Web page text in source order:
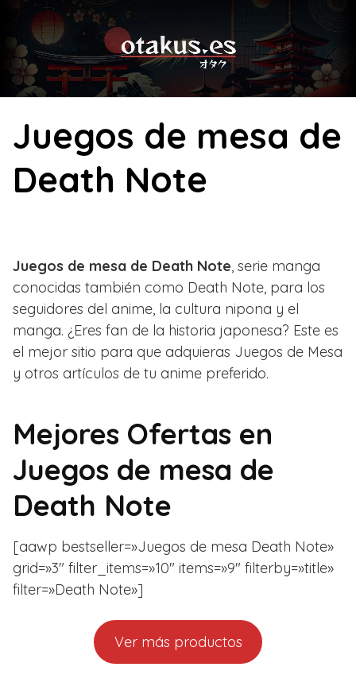
content
Juegos de mesa de
Death Note
Juegos de mesa de Death Note, serie manga
conocidas también como Death Note, para los
seguidores del anime, la cultura nipona y el
manga. ¿Eres fan de la historia japonesa? Este es
el mejor sitio para que adquieras Juegos de Mesa
y otros artículos de tu anime preferido.
Mejores Ofertas en
Juegos de mesa de
Death Note
[aawp bestseller=»Juegos de mesa Death Note»
grid=»3″ filter_items=»10″ items=»9″ filterby=»title»
filter=»Death Note»]
Ver más productos